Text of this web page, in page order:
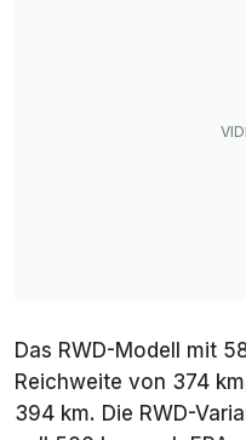
Das RWD-Modell mit
Reichweite von 374
394 km. Die RWD-